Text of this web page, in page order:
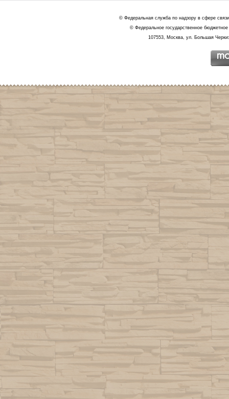
© Федеральная служба по надзору в сфере
© Федеральное государственное
107553, Москва, ул. Большая